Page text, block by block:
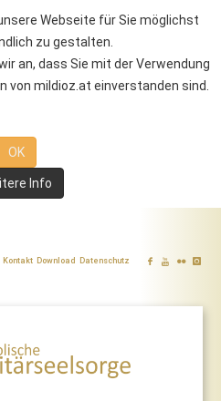
Webseite für Sie möglichst
zu gestalten.
an, dass Sie mit der Verwendung
von mildioz.at einverstanden sind.
OK
Info
Kontakt Download Datenschutz